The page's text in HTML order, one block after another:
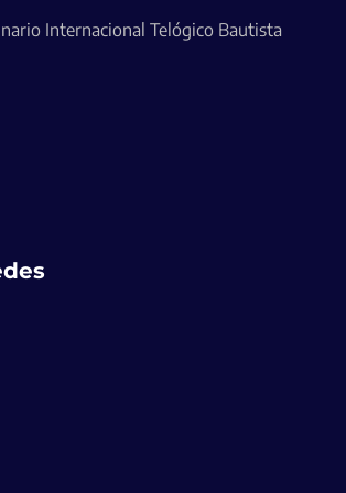
Internacional Telógico Bautista